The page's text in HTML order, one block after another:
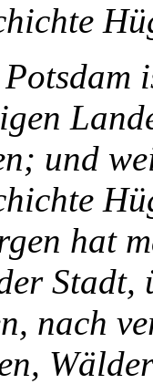
und
hat
nach